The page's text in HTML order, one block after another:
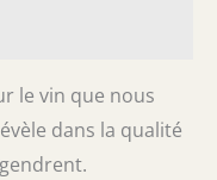
le vin que nous
dans la qualité